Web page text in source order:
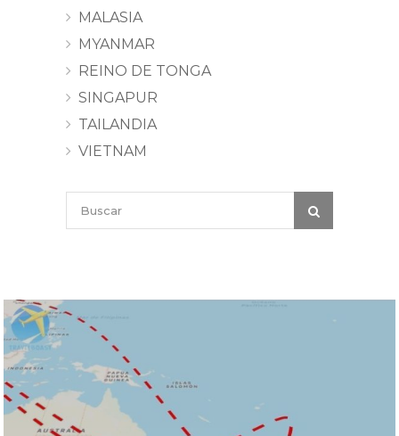
MALASIA
MYANMAR
REINO DE TONGA
SINGAPUR
TAILANDIA
VIETNAM